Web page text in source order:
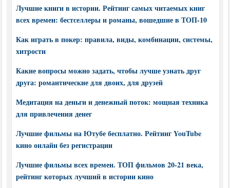
Лучшие книги в истории. Рейтинг самых читаемых книг
всех времен: бестселлеры и романы, вошедшие в ТОП-10
Как играть в покер: правила, виды, комбинации, системы,
хитрости
Какие вопросы можно задать, чтобы лучше узнать друг
друга: романтические для двоих, для друзей
Медитация на деньги и денежный поток: мощная техника
для привлечения денег
Лучшие фильмы на Ютубе бесплатно. Рейтинг YouTube
кино онлайн без регистрации
Лучшие фильмы всех времен. ТОП фильмов 20-21 века,
рейтинг которых лучший в истории кино